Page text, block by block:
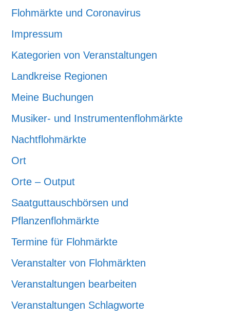
Flohmärkte und Coronavirus
Impressum
Kategorien von Veranstaltungen
Landkreise Regionen
Meine Buchungen
Musiker- und Instrumentenflohmärkte
Nachtflohmärkte
Ort
Orte – Output
Saatguttauschbörsen und
Pflanzenflohmärkte
Termine für Flohmärkte
Veranstalter von Flohmärkten
Veranstaltungen bearbeiten
Veranstaltungen Schlagworte